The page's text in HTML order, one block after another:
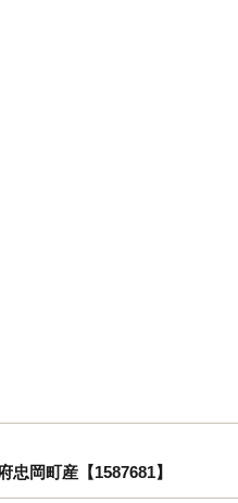
岡町産【1587681】